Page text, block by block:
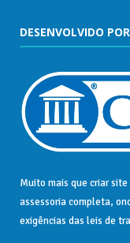
DESENVOLVIDO
Muito mais que criar site
assessoriacompleta,
exigências das leis de